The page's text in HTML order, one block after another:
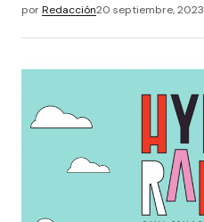
porRedacción20 septiembre, 2023